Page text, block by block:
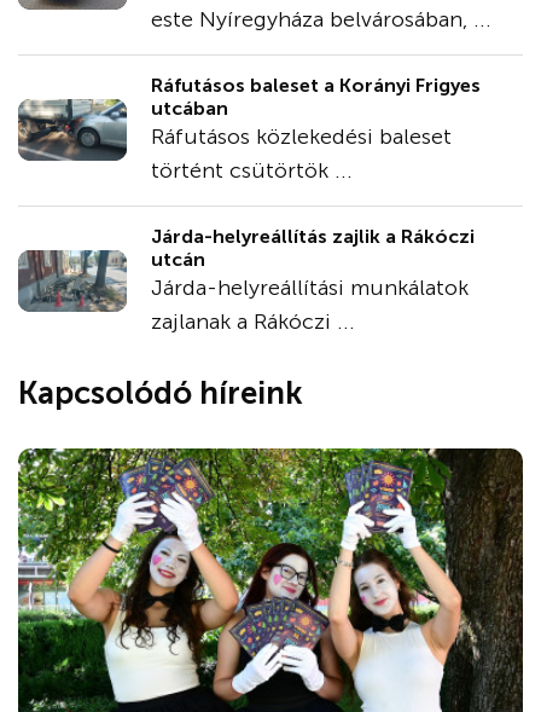
este Nyíregyháza belvárosában, ...
Ráfutásos baleset a Korányi Frigyes
utcában
Ráfutásos közlekedési baleset
történt csütörtök ...
Járda-helyreállítás zajlik a Rákóczi
utcán
Járda-helyreállítási munkálatok
zajlanak a Rákóczi ...
Kapcsolódó híreink